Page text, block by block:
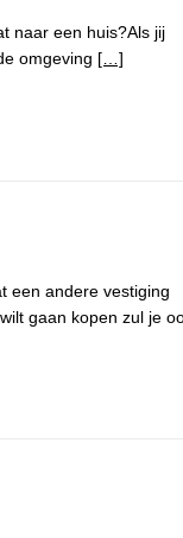
naar een huis?Als jij
omgeving […]
een andere vestiging
gaan kopen zul je